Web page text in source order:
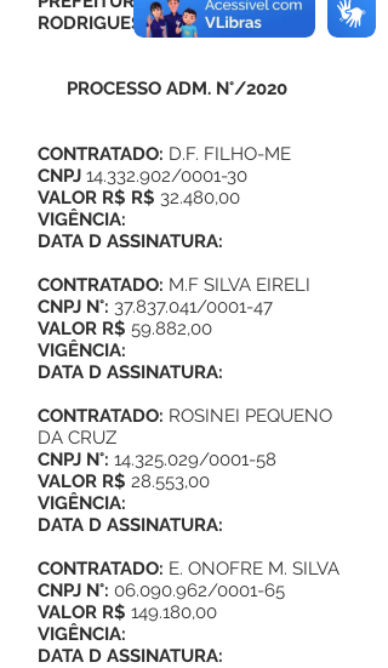
RODRIGUES ALVES
PROCESSO ADM. N°/2020
CONTRATADO: D.F. FILHO-ME
CNPJ 14.332.902/0001-30
VALOR R$ R$ 32.480,00
VIGÊNCIA:
DATA D ASSINATURA:
CONTRATADO: M.F SILVA EIRELI
CNPJ N°: 37.837.041/0001-47
VALOR R$ 59.882,00
VIGÊNCIA:
DATA D ASSINATURA:
CONTRATADO: ROSINEI PEQUENO
DA CRUZ
CNPJ N°: 14.325.029/0001-58
VALOR R$ 28.553,00
VIGÊNCIA:
DATA D ASSINATURA:
CONTRATADO: E. ONOFRE M. SILVA
CNPJ N°: 06.090.962/0001-65
VALOR R$ 149.180,00
VIGÊNCIA:
DATA D ASSINATURA: